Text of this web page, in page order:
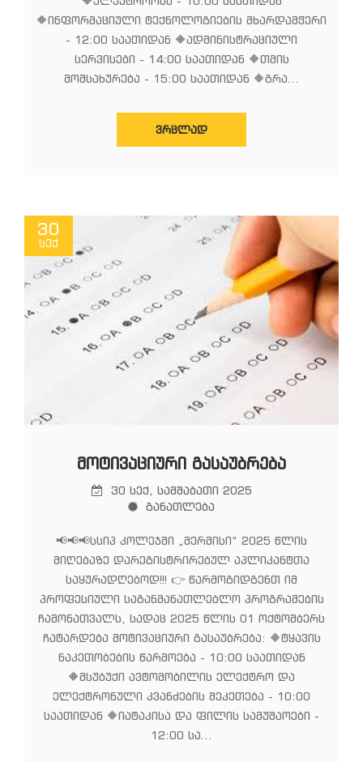
🔶ინფორმაციული ტექნოლოგიების მხარდამჭერი
- 12:00 საათიდან 🔶ადმინისტრაციული
სერვისები - 14:00 საათიდან 🔶თმის
მომსახურება - 15:00 საათიდან 🔶გრა...
ᲕᲠᲪᲚᲐᲓ
30
სექ
ᲛᲝᲢᲘᲕᲐᲪᲘᲣᲠᲘ ᲒᲐᲡᲐᲣᲑᲠᲔᲑᲐ
30 სექ, სამშაბათი 2025
განათლება
📢📢📢სსიპ კოლეჯში „მერმისი“ 2025 წლის
მიღებაზე დარეგისტრირებულ აპლიკანტთა
საყურადღებოდ!!! 👉 წარმოგიდგენთ იმ
პროფესიული საგანმანათლებლო პროგრამების
ჩამონათვალს, სადაც 2025 წლის 01 ოქტომბერს
ჩატარდება მოტივაციური გასაუბრება: 🔶ტყავის
ნაკეთობების წარმოება - 10:00 საათიდან
🔶მსუბუქი ავტომობილის ელექტრო და
ელექტრონული კვანძების შეკეთება - 10:00
საათიდან 🔶იატაკისა და ფილის სამუშაოები -
12:00 სა...